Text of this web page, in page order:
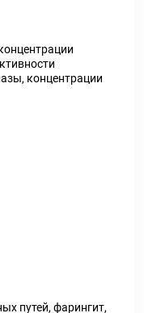
концентрации
путей, фарингит,